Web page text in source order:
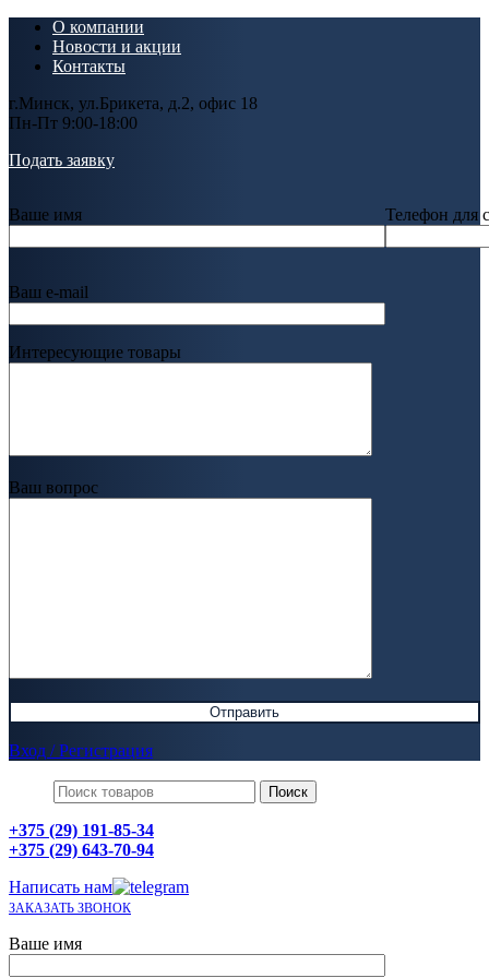
О компании
Новости и акции
Контакты
г.Минск, ул.Брикета, д.2, офис 18
Пн-Пт 9:00-18:00
Подать заявку
Ваше имя Телефон для
Ваш e-mail
Интересующие товары
Ваш вопрос
Вход / Регистрация
Поиск
+375 (29) 191-85-34
+375 (29) 643-70-94
Написать нам
ЗАКАЗАТЬ ЗВОНОК
Ваше имя